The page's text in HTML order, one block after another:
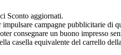
Sconto aggiornati.
campagne pubblicitarie di
consegnare un buono impresso
casella equivalente del carrello